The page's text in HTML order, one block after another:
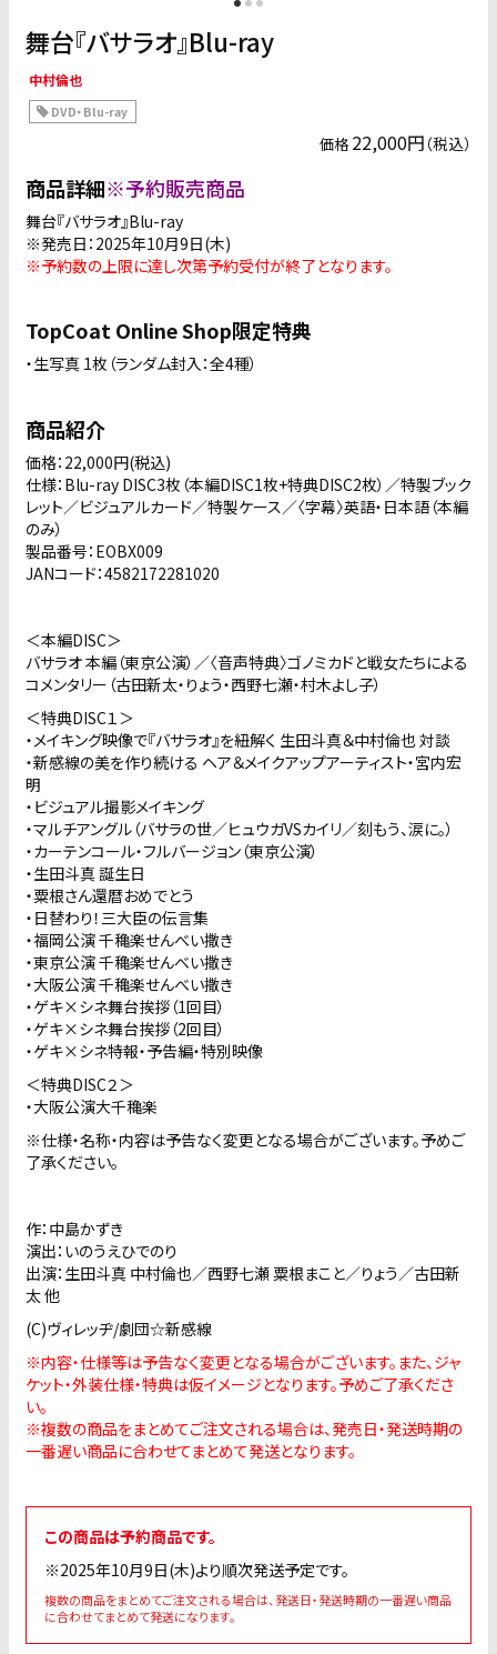
舞台『バサラオ』Blu-ray
中村倫也
DVD・Blu-ray
価格 22,000円 （税込）
商品詳細※予約販売商品
舞台『バサラオ』Blu-ray
※発売日：2025年10月9日(木)
※予約数の上限に達し次第予約受付が終了となります。
TopCoat Online Shop限定特典
・生写真 1枚（ランダム封入：全4種）
商品紹介
価格：22,000円(税込)
仕様：Blu-ray DISC3枚（本編DISC1枚+特典DISC2枚）／特製ブック
レット／ビジュアルカード／特製ケース／〈字幕〉英語・日本語（本編
のみ）
製品番号：EOBX009
JANコード：4582172281020
＜本編DISC＞
バサラオ 本編（東京公演）／〈音声特典〉ゴノミカドと戦女たちによる
コメンタリー（古田新太・りょう・西野七瀬・村木よし子）
＜特典DISC１＞
・メイキング映像で『バサラオ』を紐解く 生田斗真＆中村倫也 対談
・新感線の美を作り続ける ヘア＆メイクアップアーティスト・宮内宏
明
・ビジュアル撮影メイキング
・マルチアングル（バサラの世／ヒュウガVSカイリ／刻もう、涙に。）
・カーテンコール・フルバージョン（東京公演）
・生田斗真 誕生日
・粟根さん還暦おめでとう
・日替わり！三大臣の伝言集
・福岡公演 千穐楽せんべい撒き
・東京公演 千穐楽せんべい撒き
・大阪公演 千穐楽せんべい撒き
・ゲキ×シネ舞台挨拶（1回目）
・ゲキ×シネ舞台挨拶（2回目）
・ゲキ×シネ特報・予告編・特別映像
＜特典DISC２＞
・大阪公演大千穐楽
※仕様・名称・内容は予告なく変更となる場合がございます。予めご
了承ください。
作：中島かずき
演出：いのうえひでのり
出演：生田斗真 中村倫也／西野七瀬 粟根まこと／りょう／古田新
太 他
(C)ヴィレッヂ/劇団☆新感線
※内容・仕様等は予告なく変更となる場合がございます。また、ジャ
ケット・外装仕様・特典は仮イメージとなります。予めご了承くださ
い。
※複数の商品をまとめてご注文される場合は、発売日・発送時期の
一番遅い商品に合わせてまとめて発送となります。
この商品は予約商品です。
※2025年10月9日(木)より順次発送予定です。
複数の商品をまとめてご注文される場合は、発送日・発送時期の一番遅い商品
に合わせてまとめて発送になります。